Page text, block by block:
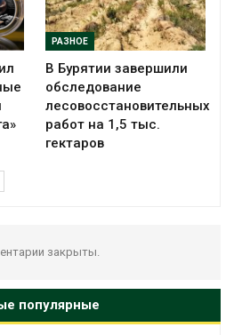
РАЗНОЕ
В Бурятии завершили
обследование
лесовосстановительных
работ на 1,5 тыс.
гектаров
закрыты.
популярные